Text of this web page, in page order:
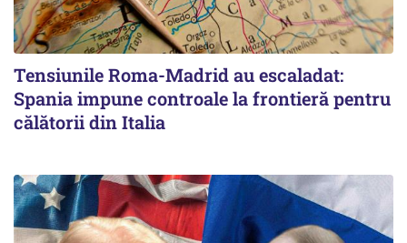
Tensiunile Roma-Madrid au escaladat:
Spania impune controale la frontieră pentru
călătorii din Italia